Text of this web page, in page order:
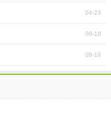
04-23
08-18
08-18